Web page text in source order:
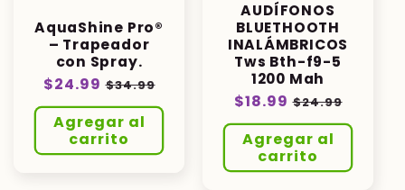
AquaShine Pro®
– Trapeador
con Spray.
Precio
habitual
$24.99 Precio
de
oferta
$34.99
Agregar al
carrito
AUDÍFONOS
BLUETHOOTH
INALÁMBRICOS
Tws Bth-f9-5
1200 Mah
Precio
habitual
$18.99 Precio
de
oferta
$24.99
Agregar al
carrito